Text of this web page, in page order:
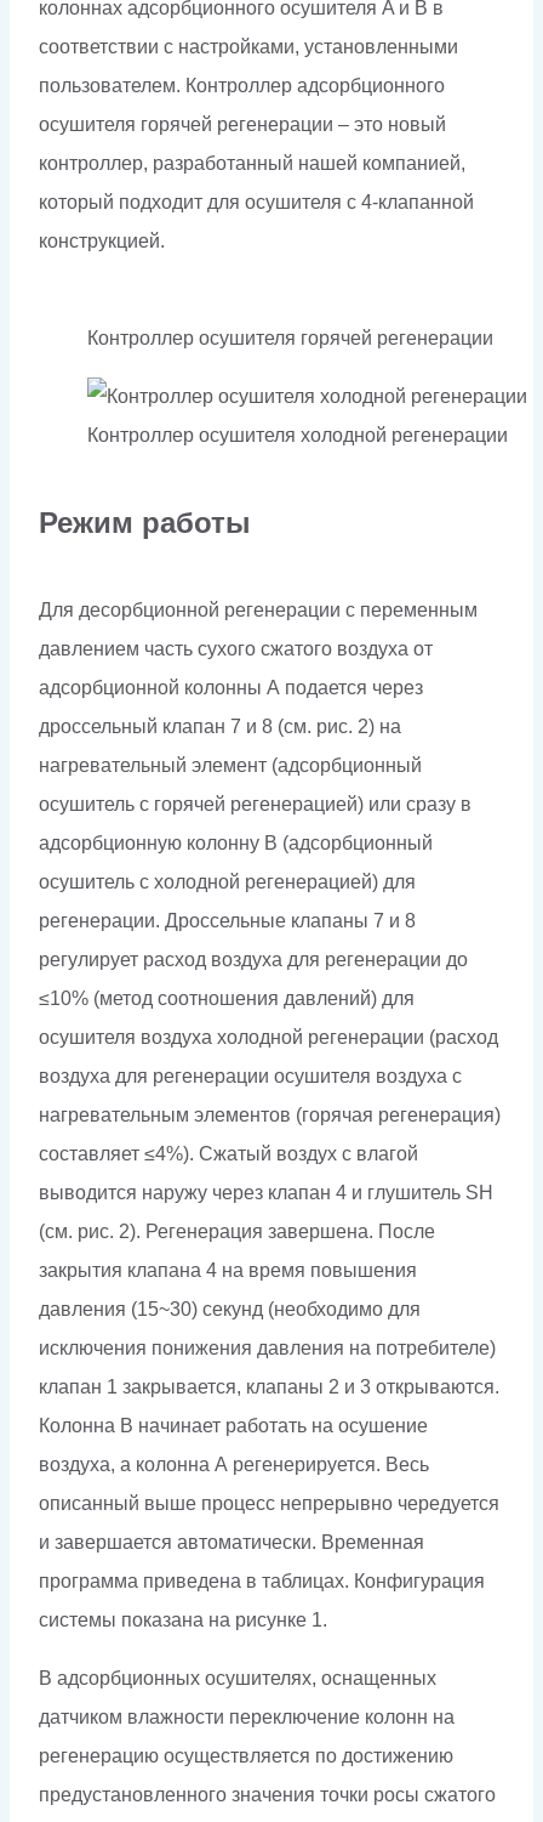
колоннах адсорбционного осушителя A и B в
соответствии с настройками, установленными
пользователем. Контроллер адсорбционного
осушителя горячей регенерации – это новый
контроллер, разработанный нашей компанией,
который подходит для осушителя с 4-клапанной
конструкцией.
Контроллер осушителя горячей регенерации
Контроллер осушителя холодной регенерации
Режим работы
Для десорбционной регенерации с переменным
давлением часть сухого сжатого воздуха от
адсорбционной колонны А подается через
дроссельный клапан 7 и 8 (см. рис. 2) на
нагревательный элемент (адсорбционный
осушитель с горячей регенерацией) или сразу в
адсорбционную колонну В (адсорбционный
осушитель с холодной регенерацией) для
регенерации. Дроссельные клапаны 7 и 8
регулирует расход воздуха для регенерации до
≤10% (метод соотношения давлений) для
осушителя воздуха холодной регенерации (расход
воздуха для регенерации осушителя воздуха с
нагревательным элементов (горячая регенерация)
составляет ≤4%). Сжатый воздух с влагой
выводится наружу через клапан 4 и глушитель SH
(см. рис. 2). Регенерация завершена. После
закрытия клапана 4 на время повышения
давления (15~30) секунд (необходимо для
исключения понижения давления на потребителе)
клапан 1 закрывается, клапаны 2 и 3 открываются.
Колонна В начинает работать на осушение
воздуха, а колонна А регенерируется. Весь
описанный выше процесс непрерывно чередуется
и завершается автоматически. Временная
программа приведена в таблицах. Конфигурация
системы показана на рисунке 1.
В адсорбционных осушителях, оснащенных
датчиком влажности переключение колонн на
регенерацию осуществляется по достижению
предустановленного значения точки росы сжатого